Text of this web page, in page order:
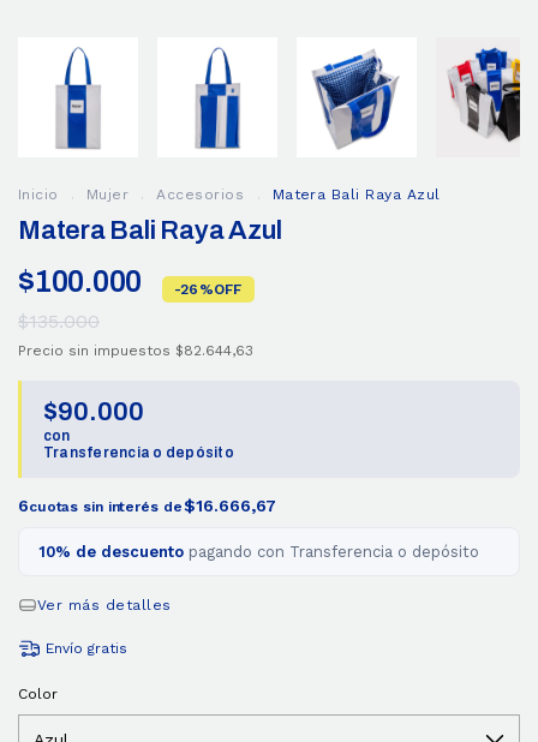
Inicio . Mujer . Accesorios . Matera Bali Raya Azul
Matera Bali Raya Azul
$100.000 -26 %OFF
$135.000
Precio sin impuestos $82.644,63
$90.000
con
Transferencia o depósito
6cuotas sin interés de$16.666,67
10% de descuento pagando con Transferencia o depósito
Ver más detalles
Envío gratis
Color